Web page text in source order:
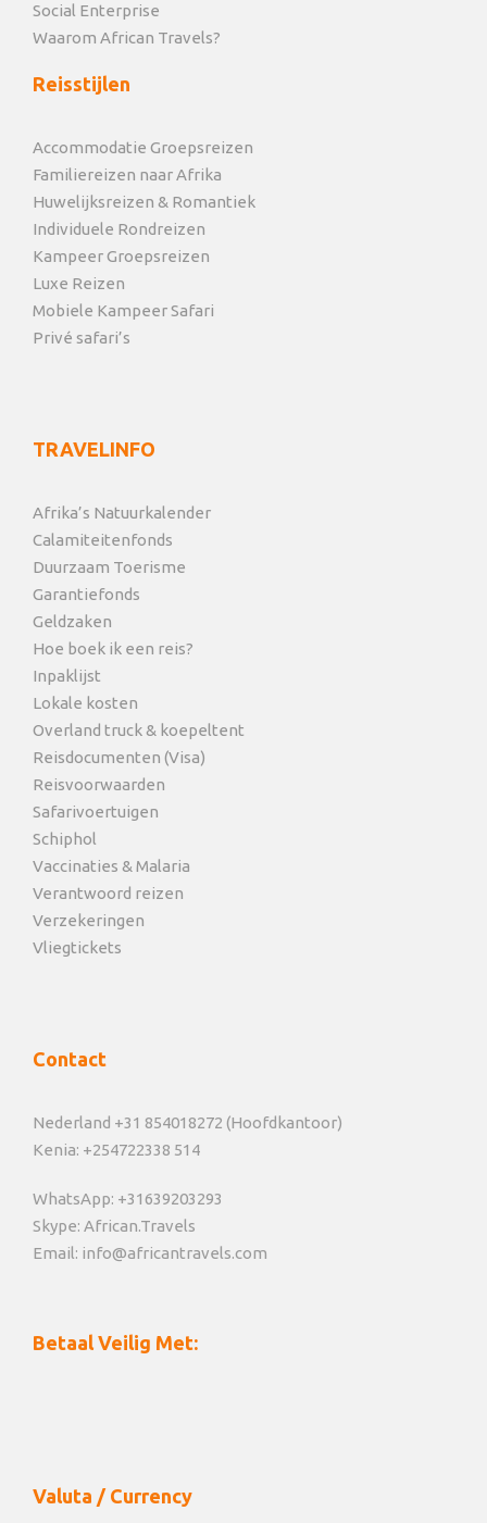
Social Enterprise
Waarom African Travels?
Reisstijlen
Accommodatie Groepsreizen
Familiereizen naar Afrika
Huwelijksreizen & Romantiek
Individuele Rondreizen
Kampeer Groepsreizen
Luxe Reizen
Mobiele Kampeer Safari
Privé safari’s
TRAVELINFO
Afrika’s Natuurkalender
Calamiteitenfonds
Duurzaam Toerisme
Garantiefonds
Geldzaken
Hoe boek ik een reis?
Inpaklijst
Lokale kosten
Overland truck & koepeltent
Reisdocumenten (Visa)
Reisvoorwaarden
Safarivoertuigen
Schiphol
Vaccinaties & Malaria
Verantwoord reizen
Verzekeringen
Vliegtickets
Contact
Nederland +31 854018272 (Hoofdkantoor)
Kenia: +254722338 514
WhatsApp: +31639203293
Skype: African.Travels
Email: info@africantravels.com
Betaal Veilig Met:
Valuta / Currency